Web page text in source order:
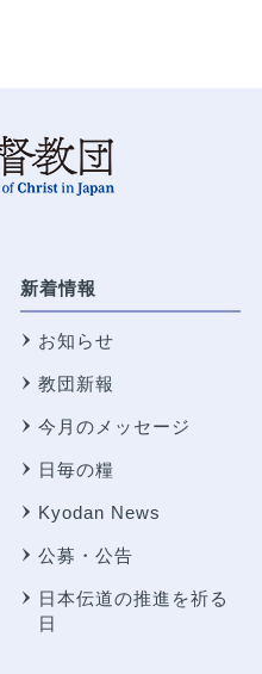
新着情報
お知らせ
教団新報
今月のメッセージ
日毎の糧
Kyodan News
公募・公告
日本伝道の推進を祈る
日